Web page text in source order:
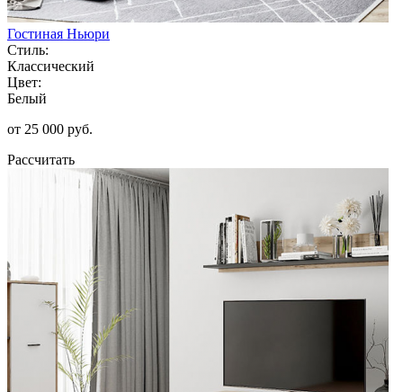
Гостиная Ньюри
Стиль:
Классический
Цвет:
Белый
от 25 000 руб.
Рассчитать